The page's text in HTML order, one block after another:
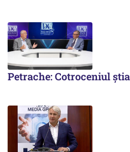
Petrache: Cotroceniul